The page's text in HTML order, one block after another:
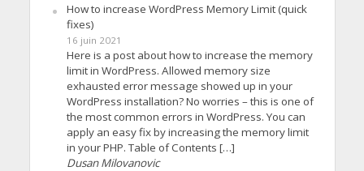
How to increase WordPress Memory Limit (quick
fixes)
16 juin 2021
Here is a post about how to increase the memory
limit in WordPress. Allowed memory size
exhausted error message showed up in your
WordPress installation? No worries – this is one of
the most common errors in WordPress. You can
apply an easy fix by increasing the memory limit
in your PHP. Table of Contents […]
Dusan Milovanovic